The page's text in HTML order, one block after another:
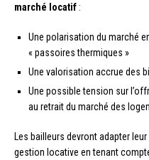
marché locatif :
Une polarisation du marché
« passoires thermiques »
Une valorisation accrue des
Une possible tension sur
au retrait du marché des
Les bailleurs devront adapter
gestion locative en tenant